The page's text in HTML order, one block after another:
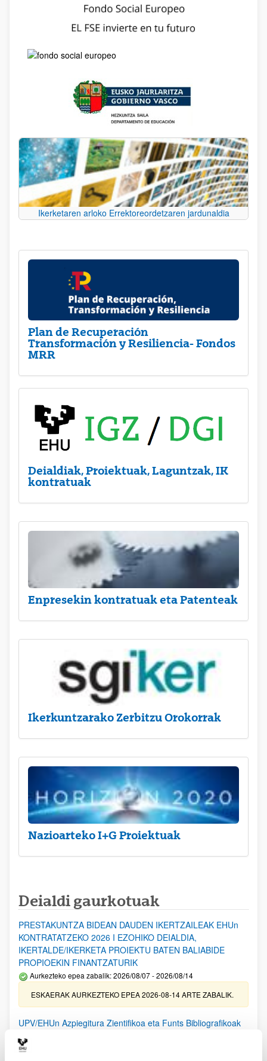
Ikerketaren arloko Errektoreordetzaren jardunaldia
Plan de Recuperación
Transformación y Resiliencia- Fondos
MRR
Deialdiak, Proiektuak, Laguntzak, IK
kontratuak
Enpresekin kontratuak eta Patenteak
Ikerkuntzarako Zerbitzu Orokorrak
Nazioarteko I+G Proiektuak
Deialdi gaurkotuak
PRESTAKUNTZA BIDEAN DAUDEN IKERTZAILEAK EHUn
KONTRATATZEKO 2026 I EZOHIKO DEIALDIA,
IKERTALDE/IKERKETA PROIEKTU BATEN BALIABIDE
PROPIOEKIN FINANTZATURIK
Aurkezteko epea zabalik: 2026/08/07 - 2026/08/14
ESKAERAK AURKEZTEKO EPEA 2026-08-14 ARTE ZABALIK.
UPV/EHUn Azpiegitura Zientifikoa eta Funts Bibliografikoak